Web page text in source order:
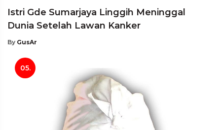
Istri Gde Sumarjaya Linggih Meninggal
Dunia Setelah Lawan Kanker
By GusAr
05.